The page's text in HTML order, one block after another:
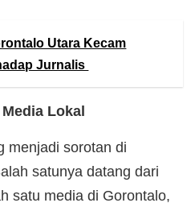
Utara Kecam
Jurnalis
Lokal
menjadi sorotan di
satunya datang dari
satu media di Gorontalo,